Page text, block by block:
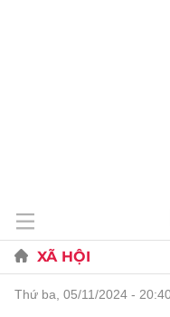
XÃ HỘI
thứ ba, 05/11/2024 -